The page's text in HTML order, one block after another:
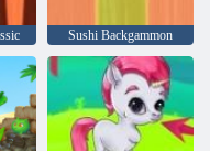
Sushi Backgammon